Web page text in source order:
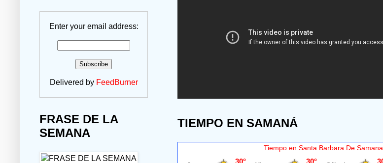
TIEMPO EN SAMANÁ
Tiempo en Santa Barbara De Samana
Enter your email address:
Delivered by FeedBurner
FRASE DE LA
SEMANA